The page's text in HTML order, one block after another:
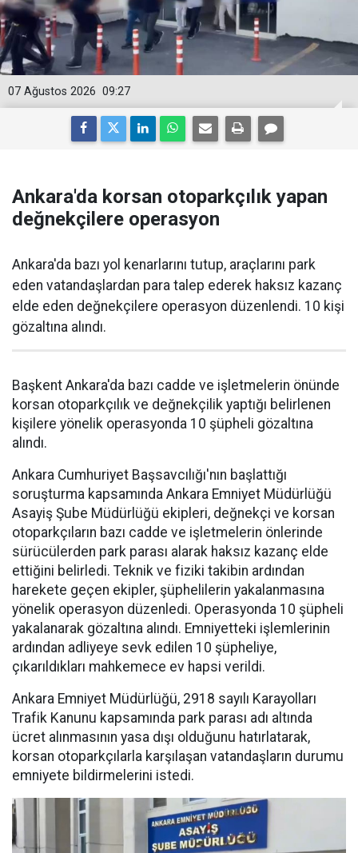
09:27
07 Ağustos 2026
Ankara'da korsan otoparkçılık yapan
değnekçilere operasyon
Ankara'da bazı yol kenarlarını tutup, araçlarını park
eden vatandaşlardan para talep ederek haksız kazanç
elde eden değnekçilere operasyon düzenlendi. 10 kişi
gözaltına alındı.
Başkent Ankara'da bazı cadde ve işletmelerin önünde
korsan otoparkçılık ve değnekçilik yaptığı belirlenen
kişilere yönelik operasyonda 10 şüpheli gözaltına
alındı.
Ankara Cumhuriyet Başsavcılığı'nın başlattığı
soruşturma kapsamında Ankara Emniyet Müdürlüğü
Asayiş Şube Müdürlüğü ekipleri, değnekçi ve korsan
otoparkçıların bazı cadde ve işletmelerin önlerinde
sürücülerden park parası alarak haksız kazanç elde
ettiğini belirledi. Teknik ve fiziki takibin ardından
harekete geçen ekipler, şüphelilerin yakalanmasına
yönelik operasyon düzenledi. Operasyonda 10 şüpheli
yakalanarak gözaltına alındı. Emniyetteki işlemlerinin
ardından adliyeye sevk edilen 10 şüpheliye,
çıkarıldıkları mahkemece ev hapsi verildi.
Ankara Emniyet Müdürlüğü, 2918 sayılı Karayolları
Trafik Kanunu kapsamında park parası adı altında
ücret alınmasının yasa dışı olduğunu hatırlatarak,
korsan otoparkçılarla karşılaşan vatandaşların durumu
emniyete bildirmelerini istedi.